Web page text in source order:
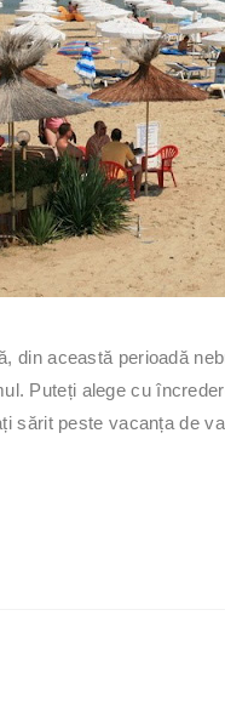
din această perioadă
Puteți alege cu
sărit peste vacanța de